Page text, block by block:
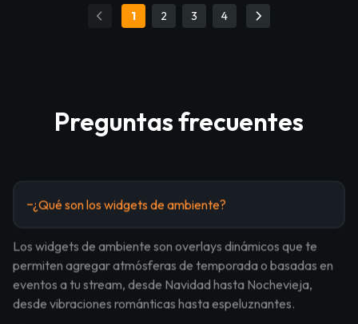
1 2 3 4
Preguntas frecuentes
¿Qué son los widgets de ambiente?
Los widgets de ambiente son overlays dinámicos que te
permiten agregar atmósferas de temporada o basadas en
eventos a tu stream, desde Navidad hasta Nochevieja,
desde vibraciones románticas hasta espeluznantes.